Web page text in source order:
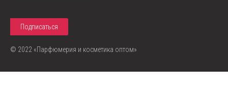
© 2022 «Парфюмерия и косметика оптом»